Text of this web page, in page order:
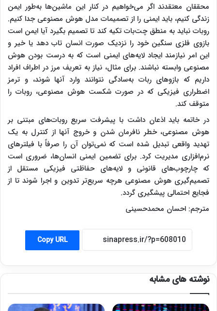
محققان معتقدند اگر می‌خواهیم در کنار این ماشین‌ها به‌طور ایمن
زندگی کنیم، باید ایمنی را از تصمیمات مدل هوش مصنوعی جدا کنیم.
روبات نباید به منطق چت‌بات تکیه کند تا تصمیم بگیرد آیا ایمن است
بازوی فلزی سنگین خود را نزدیک صورت انسان تاب دهد یا خیر و
این امر نیازمند ایجاد لایه‌های ایمنی است که به درست بودن هوش
مصنوعی وابسته نباشند. برای مثال، نیاز به تعریف مرز در اطراف افراد
داریم که بازوهای ربات به‌سادگی نتوانند وارد آنها شوند، و ترمز
اضطراری فیزیکی که در صورت شکست هوش مصنوعی، روبات را
متوقف کند.
در خاتمه باید اذعان داشت با پیشرفت سریع روبات‌های مبتنی بر
هوش مصنوعی، خطر نافرمان شدن و خروج آنها از کنترل به یک
تهدید واقعی تبدیل شده است که نمی‌توان آن را صرفاً با فیلترهای
نرم‌افزاری مدیریت کرد. برای تضمین ایمنی انسان‌ها، ضروری است
که چارچوب‌های قانونی و لایه‌های حفاظتی فیزیکی مستقل از
تصمیم‌گیری هوش مصنوعی هرچه سریع‌تر تدوین و اجرا شوند تا از
فجایع احتمالی پیشگیری گردد.
مترجم: احسان محمدحسینی
Copy URL
نوشته های مشابه